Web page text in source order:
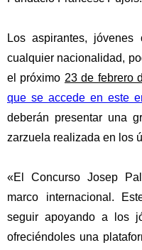
Los aspirantes, jóvenes
cualquier nacionalidad,
el próximo 23 de febrero
que se accede en este
deberán presentar una
zarzuela realizada en los
«El Concurso Josep
marco internacional.
seguir apoyando a los
ofreciéndoles una